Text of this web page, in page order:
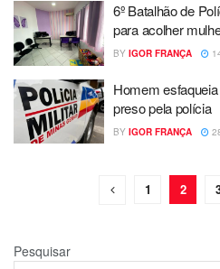
6º Batalhão de
para acolher
BY IGOR FRANÇA
Homem
preso pela polícia
BY IGOR FRANÇA
1 2
Pesquisar